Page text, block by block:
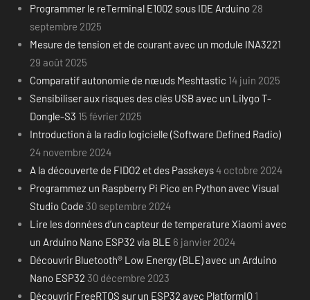
Programmer le reTerminal E1002 sous IDE Arduino 28
septembre 2025
Mesure de tension et de courant avec un module INA3221
29 août 2025
Comparatif autonomie de nœuds Meshtastic 14 juin 2025
Sensibiliser aux risques des clés USB avec un Lilygo T-
Dongle-S3 15 février 2025
Introduction à la radio logicielle (Software Defined Radio)
24 novembre 2024
A la découverte de FIDO2 et des Passkeys4 octobre 2024
Programmez un Raspberry Pi Pico en Python avec Visual
Studio Code 30 septembre 2024
Lire les données d’un capteur de temperature Xiaomi avec
un Arduino Nano ESP32 via BLE 6 janvier 2024
Découvrir Bluetooth® Low Energy (BLE) avec un Arduino
Nano ESP32 30 décembre 2023
Découvrir FreeRTOS sur un ESP32 avec PlatformIO 1